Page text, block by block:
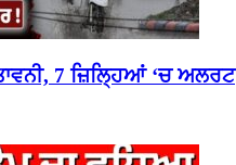
7 ਜ਼ਿਲ੍ਹਿਆਂ ‘ਚ ਅਲਰਟ